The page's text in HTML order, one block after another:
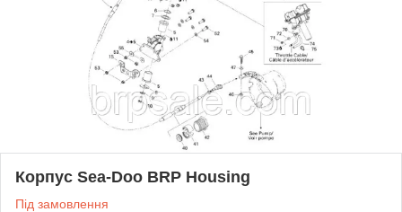
Корпус Sea-Doo BRP Housing
Під замовлення